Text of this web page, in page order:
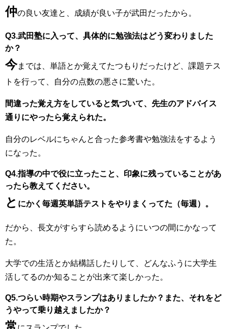
仲の良い友達と、成績が良い子が武田だったから。
Q3.武田塾に入って、具体的に勉強法はどう変わりました
か？
今までは、単語とか覚えてたつもりだったけど、課題テス
トを行って、自分の点数の悪さに驚いた。
間違った覚え方をしていると気づいて、先生のアドバイス
通りにやったら覚えられた。
自分のレベルにちゃんと合った参考書や勉強法をするよう
になった。
Q4.指導の中で役に立ったこと、印象に残っていることがあ
ったら教えてください。
と にかく毎週英単語テストをやりまくってた（毎週）。
だから、長文がすらすら読めるようにいつの間にかなって
た。
大学での生活とか結構話したりして、どんなふうに大学生
活してるのか知ることが出来て楽しかった。
Q5.つらい時期やスランプはありましたか？また、それをど
うやって乗り越えましたか？
常